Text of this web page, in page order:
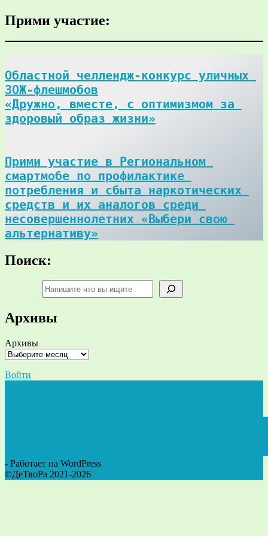
Прими участие:
Областной челлендж-конкурс уличных
ЗОЖ-флешмобов
«Дружно, вместе, с оптимизмом за
здоровый образ жизни»
Прими участие в Региональном
смартмобе по профилактике
потребления и сбыта наркотических
средств и их аналогов среди
несовершеннолетних «Выбери свою
альтернативу»
Поиск:
Архивы
Архивы
Войти
- Работает на WordPress
©ДеТвоРа 2021-2026